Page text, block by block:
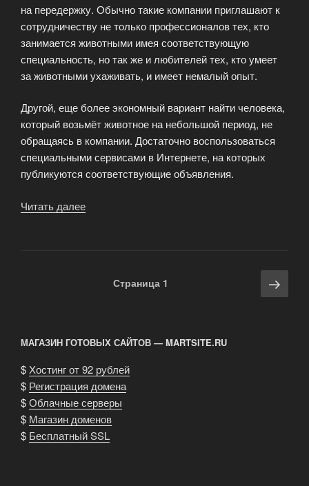
на передержку. Обычно такие компании приглашают к
сотрудничеству не только профессионалов тех, кто
занимается животными имея соответствующую
специальность, но так же и любителей тех, кто умеет
за животными ухаживать, и имеет немалый опыт.
Другой, еще более экономный вариант найти человека,
который возьмёт животное на небольшой период, не
обращаясь в компании. Достаточно воспользоваться
специальными сервисами в Интернете, на которых
публикуются соответствующие объявления.
Читать далее
Страница 1
МАГАЗИН ГОТОВЫХ САЙТОВ — MARTSITE.RU
$ Хостинг от 92 рублей
$ Регистрация домена
$Облачные серверы
$ Магазин доменов
$ Бесплатный SSL